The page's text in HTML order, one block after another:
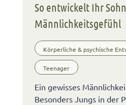
So entwickelt Ihr
Männlichkeitsgefühl
Körperliche & psychische
Teenager
Ein gewisses
Besonders Jungs in der